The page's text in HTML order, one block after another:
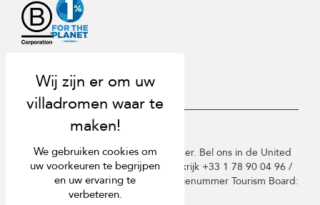
Copyright © 2026 St Barts Villa Finder. Bel ons in de United
Kingdom +44 2 033 933 883 / Frankrijk +33 1 78 90 04 96 /
Duitsland +49 40 835 09075. Licentienummer Tourism Board:
We gebruiken cookies om
uw voorkeuren te begrijpen
en uw ervaring te
verbeteren.